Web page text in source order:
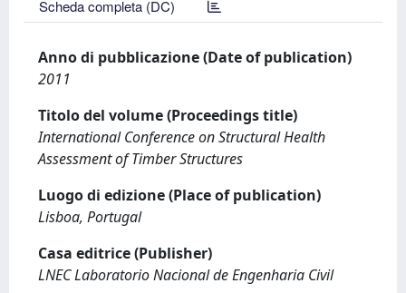
Scheda completa (DC)
Anno di pubblicazione (Date of publication)
2011
Titolo del volume (Proceedings title)
International Conference on Structural Health
Assessment of Timber Structures
Luogo di edizione (Place of publication)
Lisboa, Portugal
Casa editrice (Publisher)
LNEC Laboratorio Nacional de Engenharia Civil